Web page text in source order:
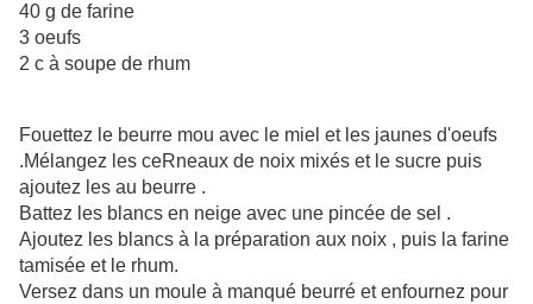
40 g de farine
3 oeufs
2 c à soupe de rhum
Fouettez le beurre mou avec le miel et les jaunes d'oeufs
.Mélangez les ceRneaux de noix mixés et le sucre puis
ajoutez les au beurre .
Battez les blancs en neige avec une pincée de sel .
Ajoutez les blancs à la préparation aux noix , puis la farine
tamisée et le rhum.
Versez dans un moule à manqué beurré et enfournez pour